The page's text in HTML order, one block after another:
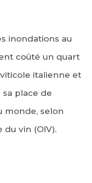
inondations au
coûté un quart
italienne et
sa place de
monde, selon
du vin (OIV).